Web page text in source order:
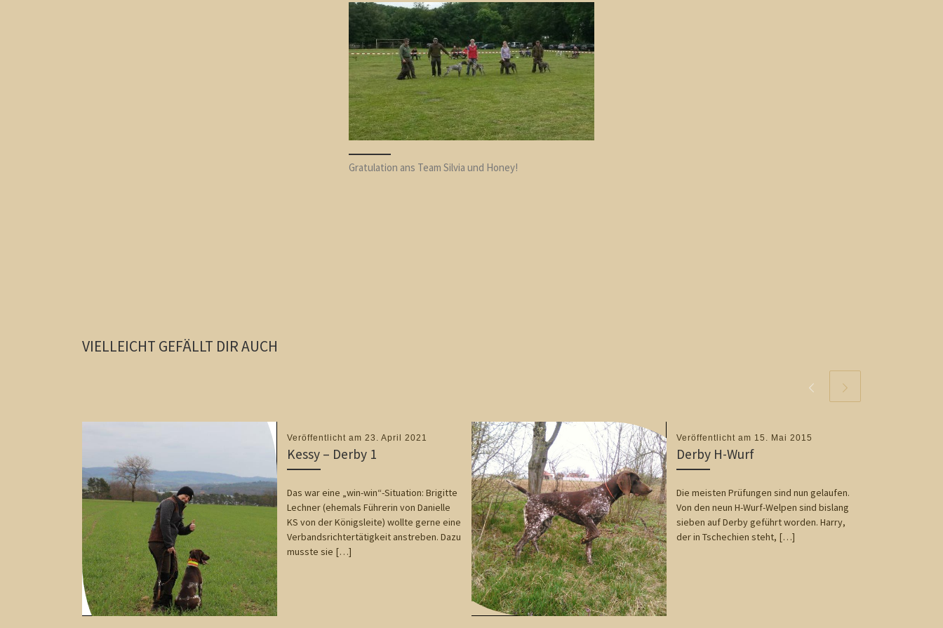
Gratulation ans Team Silvia und Honey!
VIELLEICHT GEFÄLLT DIR AUCH
Veröffentlicht am 23. April 2021
Kessy – Derby 1
Das war eine „win-win“-Situation: Brigitte
Lechner (ehemals Führerin von Danielle
KS von der Königsleite) wollte gerne eine
Verbandsrichtertätigkeit anstreben. Dazu
musste sie […]
Veröffentlicht am 15. Mai 2015
Derby H-Wurf
Die meisten Prüfungen sind nun gelaufen.
Von den neun H-Wurf-Welpen sind bislang
sieben auf Derby geführt worden. Harry,
der in Tschechien steht, […]